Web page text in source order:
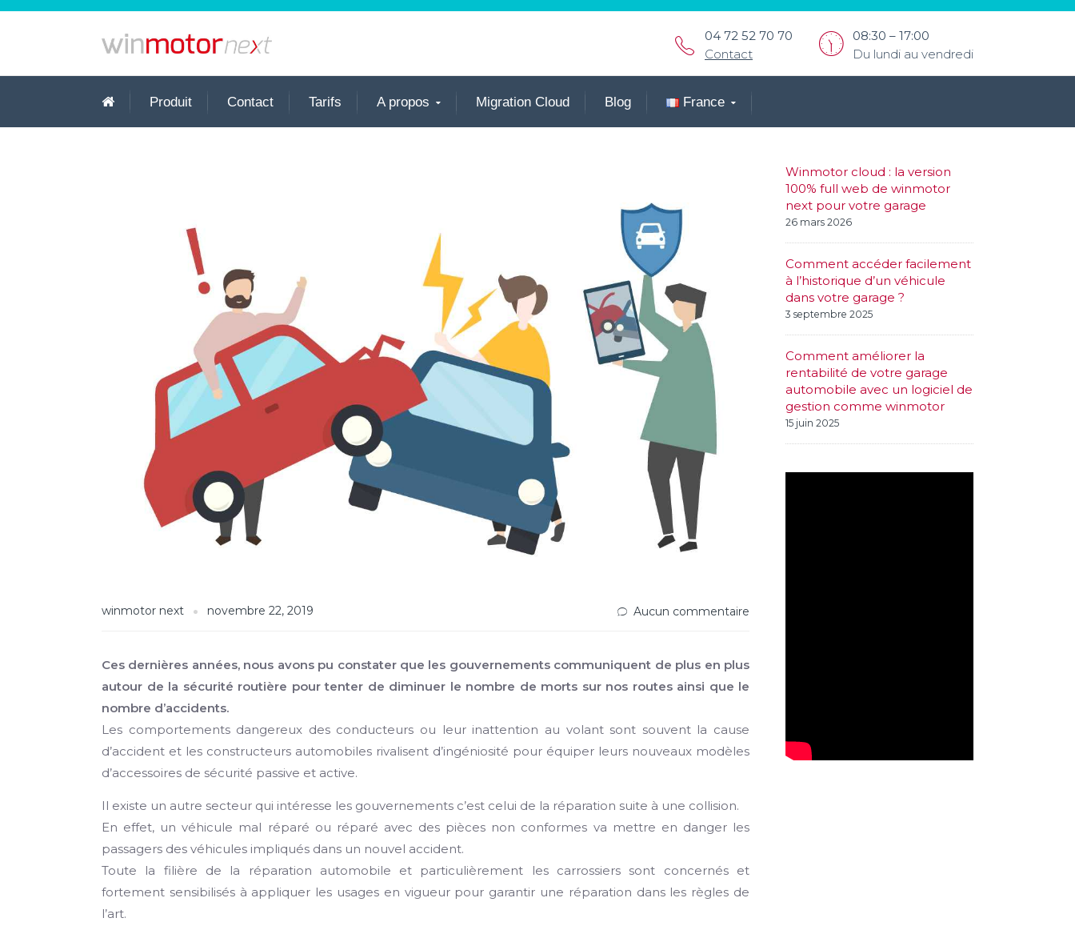
08:30 – 17:00
Du lundi au vendredi
04 72 52 70 70
Contact
Produit Contact Tarifs A propos Migration Cloud Blog France
winmotor next novembre 22, 2019 Aucun commentaire
Ces dernières années, nous avons pu constater que les gouvernements communiquent de plus en plus
autour de la sécurité routière pour tenter de diminuer le nombre de morts sur nos routes ainsi que le
nombre d’accidents.
Les comportements dangereux des conducteurs ou leur inattention au volant sont souvent la cause
d’accident et les constructeurs automobiles rivalisent d’ingéniosité pour équiper leurs nouveaux modèles
d’accessoires de sécurité passive et active.
Il existe un autre secteur qui intéresse les gouvernements c’est celui de la réparation suite à une collision.
En effet, un véhicule mal réparé ou réparé avec des pièces non conformes va mettre en danger les
passagers des véhicules impliqués dans un nouvel accident.
Toute la filière de la réparation automobile et particulièrement les carrossiers sont concernés et
fortement sensibilisés à appliquer les usages en vigueur pour garantir une réparation dans les règles de
l’art.
Winmotor cloud : la version
100% full web de winmotor
next pour votre garage
26 mars 2026
Comment accéder facilement
à l’historique d’un véhicule
dans votre garage ?
3 septembre 2025
Comment améliorer la
rentabilité de votre garage
automobile avec un logiciel de
gestion comme winmotor
15 juin 2025